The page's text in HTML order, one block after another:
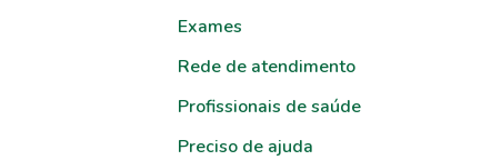
Exames
Rede de atendimento
Profissionais de saúde
Preciso de ajuda